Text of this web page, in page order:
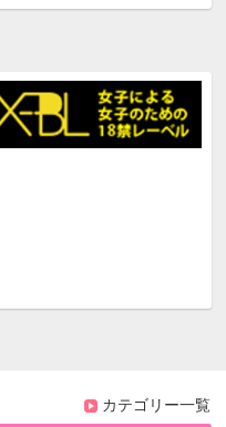
カテゴリー一覧